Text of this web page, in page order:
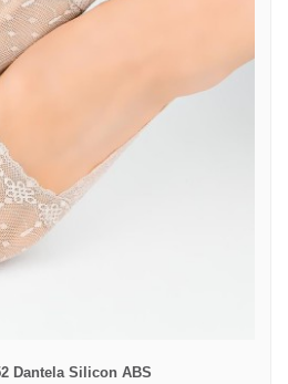
Dantela Silicon ABS